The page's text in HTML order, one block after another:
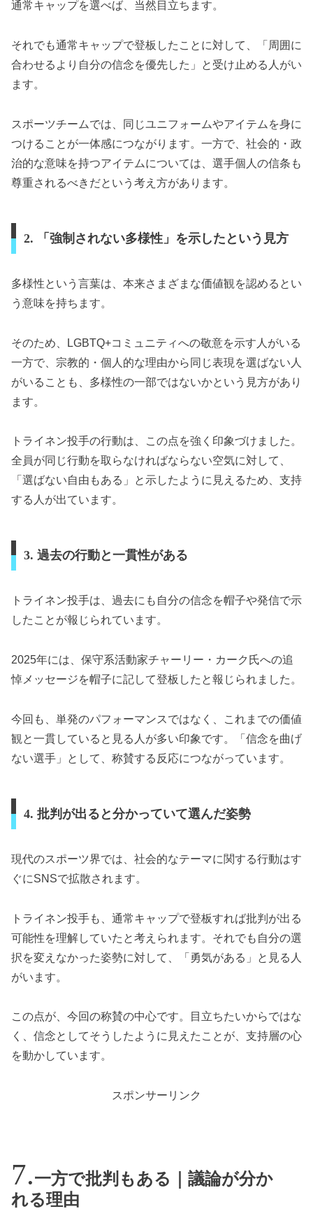
通常キャップを選べば、当然目立ちます。
それでも通常キャップで登板したことに対して、「周囲に
合わせるより自分の信念を優先した」と受け止める人がい
ます。
スポーツチームでは、同じユニフォームやアイテムを身に
つけることが一体感につながります。一方で、社会的・政
治的な意味を持つアイテムについては、選手個人の信条も
尊重されるべきだという考え方があります。
2. 「強制されない多様性」を示したという見方
多様性という言葉は、本来さまざまな価値観を認めるとい
う意味を持ちます。
そのため、LGBTQ+コミュニティへの敬意を示す人がいる
一方で、宗教的・個人的な理由から同じ表現を選ばない人
がいることも、多様性の一部ではないかという見方があり
ます。
トライネン投手の行動は、この点を強く印象づけました。
全員が同じ行動を取らなければならない空気に対して、
「選ばない自由もある」と示したように見えるため、支持
する人が出ています。
3. 過去の行動と一貫性がある
トライネン投手は、過去にも自分の信念を帽子や発信で示
したことが報じられています。
2025年には、保守系活動家チャーリー・カーク氏への追
悼メッセージを帽子に記して登板したと報じられました。
今回も、単発のパフォーマンスではなく、これまでの価値
観と一貫していると見る人が多い印象です。「信念を曲げ
ない選手」として、称賛する反応につながっています。
4. 批判が出ると分かっていて選んだ姿勢
現代のスポーツ界では、社会的なテーマに関する行動はす
ぐにSNSで拡散されます。
トライネン投手も、通常キャップで登板すれば批判が出る
可能性を理解していたと考えられます。それでも自分の選
択を変えなかった姿勢に対して、「勇気がある」と見る人
がいます。
この点が、今回の称賛の中心です。目立ちたいからではな
く、信念としてそうしたように見えたことが、支持層の心
を動かしています。
スポンサーリンク
一方で批判もある｜議論が分か
れる理由